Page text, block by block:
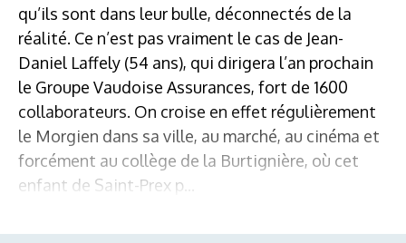
qu’ils sont dans leur bulle, déconnectés de la
réalité. Ce n’est pas vraiment le cas de Jean-
Daniel Laffely (54 ans), qui dirigera l’an prochain
le Groupe Vaudoise Assurances, fort de 1600
collaborateurs. On croise en effet régulièrement
le Morgien dans sa ville, au marché, au cinéma et
forcément au collège de la Burtignière, où cet
enfant de Saint-Prex p...